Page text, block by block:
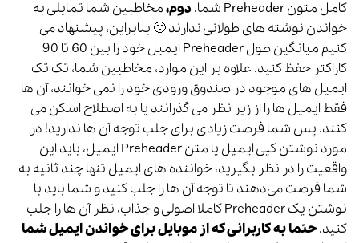
کامل متون Preheader‌ شما.
دوم،مخاطبین شما تمایلی به
خواندن نوشته های طولانی ندارند 🙁 بنابراین، پیشنهاد می
کنیم میانگین طول Preheader‌ ایمیل خود را بین 60 تا 90
کاراکتر حفظ کنید. علاوه بر این موارد، مخاطبین شما، تک تک
ایمیل های موجود در صندوق ورودی خود را نمی خوانند، آن ها
فقط ایمیل ها را از زیر نظر می گذرانند یا به اصطلاح اسکن می
کنند. پس شما فرصت زیادی برای جلب توجه آن ها ندارید! در
مورد نوشتن کپی ایمیل یا متن Preheader‌ ایمیل، باید این
واقعیت را در نظر بگیرید، خواننده های ایمیل تنها چند ثانیه به
شما فرصت می‌دهند تا توجه آن ها را جلب کنید و شما باید با
نوشتن یک Preheader‌ کاملا اصولی و جذاب، نظر آن ها را جلب
کنید.حتما به کاربرانی که از موبایل برای خواندن ایمیل شما